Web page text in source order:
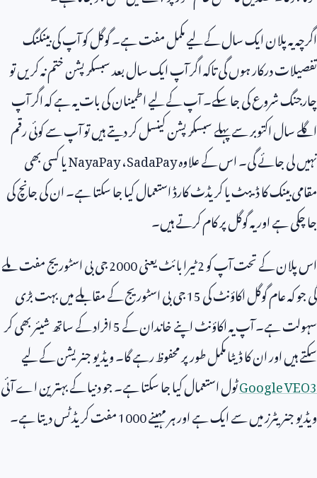
اگرچہ یہ پلان ایک سال کے لیے مکمل مفت ہے۔ گوگل کو آپ کی بینکنگ
تفصیلات درکار ہوں گی تاکہ اگر آپ ایک سال بعد سبسکرپشن ختم نہ کریں تو
چارجنگ شروع کی جا سکے۔ آپ کے لیے اطمینان کی بات یہ ہے کہ اگر آپ
اگلے سال اکتوبر سے پہلے سبسکرپشن کینسل کر دیتے ہیں تو آپ سے کوئی رقم
نہیں لی جائے گی۔ اس کے علاوہSadaPay،NayaPayیا کسی بھی
مقامی بینک کا ڈیبٹ یا کریڈٹ کارڈ استعمال کیا جا سکتا ہے۔ ان کی جانچ کی
جا چکی ہے اور یہ گوگل پر کام کرتے ہیں۔
اس پلان کے تحت آپ کو2ٹیرا بائٹ یعنی2000جی بی اسٹوریج مفت ملے
گی جو کہ عام گوگل اکاؤنٹ کی15جی بی اسٹوریج کے مقابلے میں بہت بڑی
سہولت ہے۔ آپ یہ اکاؤنٹ اپنے خاندان کے5افراد کے ساتھ شیئر بھی کر
سکتے ہیں اور ان کا ڈیٹا مکمل طور پر محفوظ رہے گا۔ ویڈیو جنریشن کے لیے
Google VEO3ٹول استعمال کیا جا سکتا ہے۔ جو دنیا کے بہترین اے آئی
ویڈیو جنریٹرز میں سے ایک ہے اور ہر مہینے1000مفت کریڈٹس دیتا ہے۔